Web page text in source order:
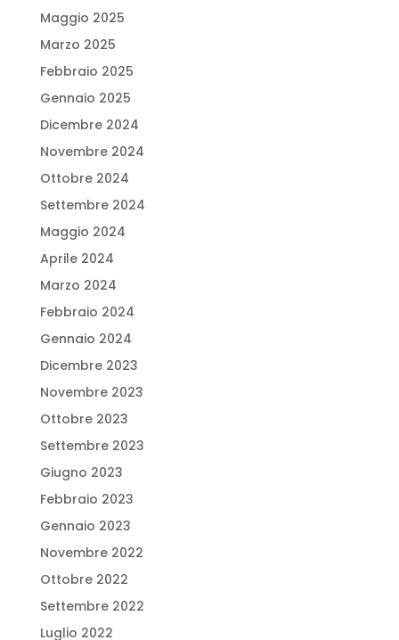
Maggio 2025
Marzo 2025
Febbraio 2025
Gennaio 2025
Dicembre 2024
Novembre 2024
Ottobre 2024
Settembre 2024
Maggio 2024
Aprile 2024
Marzo 2024
Febbraio 2024
Gennaio 2024
Dicembre 2023
Novembre 2023
Ottobre 2023
Settembre 2023
Giugno 2023
Febbraio 2023
Gennaio 2023
Novembre 2022
Ottobre 2022
Settembre 2022
Luglio 2022